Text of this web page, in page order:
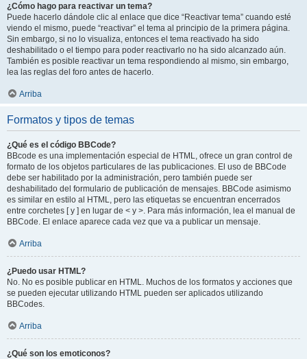
¿Cómo hago para reactivar un tema?
Puede hacerlo dándole clic al enlace que dice “Reactivar tema” cuando esté
viendo el mismo, puede “reactivar” el tema al principio de la primera página.
Sin embargo, si no lo visualiza, entonces el tema reactivado ha sido
deshabilitado o el tiempo para poder reactivarlo no ha sido alcanzado aún.
También es posible reactivar un tema respondiendo al mismo, sin embargo,
lea las reglas del foro antes de hacerlo.
Arriba
Formatos y tipos de temas
¿Qué es el código BBCode?
BBcode es una implementación especial de HTML, ofrece un gran control de
formato de los objetos particulares de las publicaciones. El uso de BBCode
debe ser habilitado por la administración, pero también puede ser
deshabilitado del formulario de publicación de mensajes. BBCode asimismo
es similar en estilo al HTML, pero las etiquetas se encuentran encerrados
entre corchetes [ y ] en lugar de < y >. Para más información, lea el manual de
BBCode. El enlace aparece cada vez que va a publicar un mensaje.
Arriba
¿Puedo usar HTML?
No. No es posible publicar en HTML. Muchos de los formatos y acciones que
se pueden ejecutar utilizando HTML pueden ser aplicados utilizando
BBCodes.
Arriba
¿Qué son los emoticonos?